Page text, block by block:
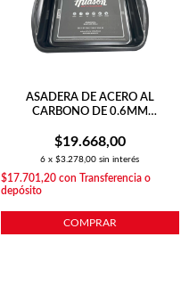
ASADERA DE ACERO AL
CARBONO DE 0.6MM
$19.668,00
6 x$3.278,00 sin interés
$17.701,20con Transferencia o
depósito
COMPRAR